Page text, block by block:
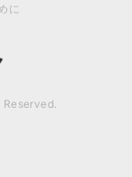
に